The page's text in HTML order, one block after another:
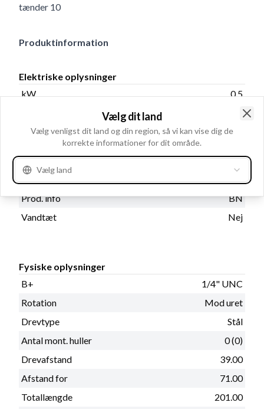
tænder 10
Produktinformation
Elektriske oplysninger
kW
0.5
Katalog oplysninger
Olietæt
Nej
Prod. info
BN
Vandtæt
Nej
Fysiske oplysninger
B+
1/4" UNC
Rotation
Mod uret
Drevtype
Stål
Antal mont. huller
0 (0)
Drevafstand
39.00
Afstand for
71.00
Totallængde
201.00
Vælg dit land
Vælg venligst dit land og din region, så vi kan vise dig de
korrekte informationer for dit område.
Vælg land